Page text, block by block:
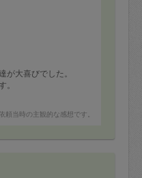
が大喜びでした。
頼当時の主観的な感想です。